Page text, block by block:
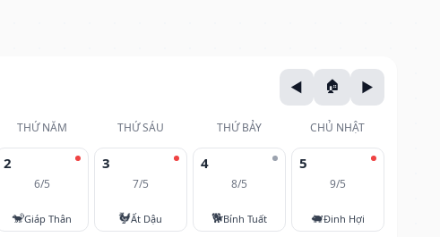
THỨ NĂM THỨ SÁU THỨ BẢY CHỦ NHẬT
2
6/5
🐒Giáp Thân
3
7/5
🐓Ất Dậu
4
8/5
🐕Bính Tuất
5
9/5
🐖Đinh Hợi